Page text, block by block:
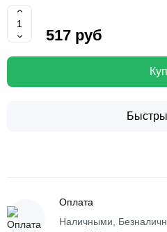
517 руб
Оплата
Наличными,